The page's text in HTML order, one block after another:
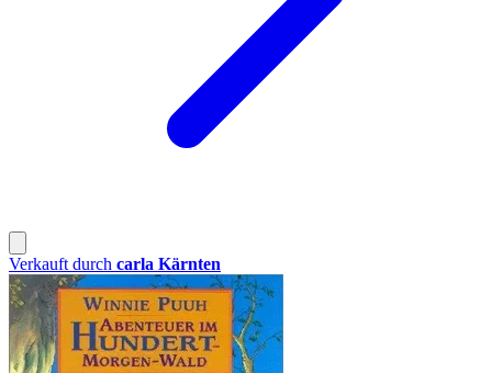
Verkauft durch carla Kärnten